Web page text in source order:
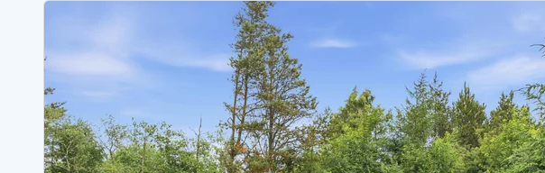
Nybyggede sommerhuse
Røgfrie/ikke-ryger sommerhuse
Sommerhuse med udsigt
Sommerhuse med spa
Sommerhuse med fredagsskift
Sommerhuse med lørdagsskift
Sommerhuse med ydersæsonrabat
Sommerhuse for 2 personer
Sommerhuse for 4 Personer
Sommerhuse for 6 Personer
Sommerhuse for 8 Personer